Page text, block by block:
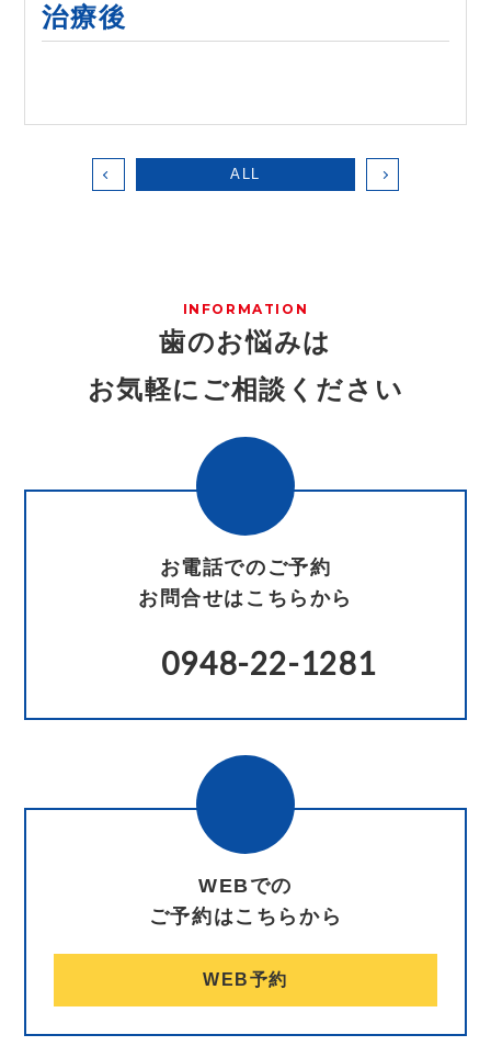
治療後
ALL
INFORMATION
歯のお悩みは
お気軽にご相談ください
お電話でのご予約
お問合せはこちらから
0948-22-1281
WEBでの
ご予約はこちらから
WEB予約